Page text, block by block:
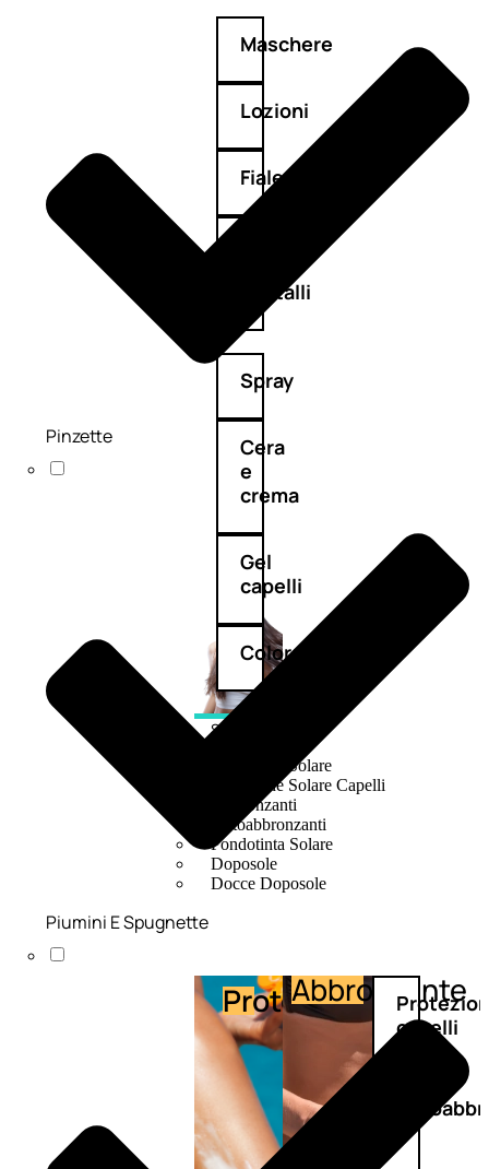
Maschere
Lozioni
Fiale
cristalli
Spray
Cera
e
crema
Gel
capelli
Colorazione
SOLARI
Protezione Solare
Protezione Solare Capelli
Abbronzanti
Autoabbronzanti
Fondotinta Solare
Doposole
Docce Doposole
Protezione
Abbronzante
capelli
Pinzette
Piumini E Spugnette